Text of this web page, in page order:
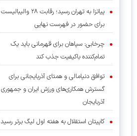
پیاتزا به تهران رسید؛ رقابت ۲۸ والیبالیست
برای حضور در فهرست نهایی
چرخابی: سپاهان برای قهرمانی باید یک
تمام‌کننده باکیفیت جذب کند
توافق دنیامالی و همتای آذربایجانی برای
گسترش همکاری‌های ورزش ایران و جمهوری
آذربایجان
کاپیتان استقلال به هفته اول لیگ برتر رسید